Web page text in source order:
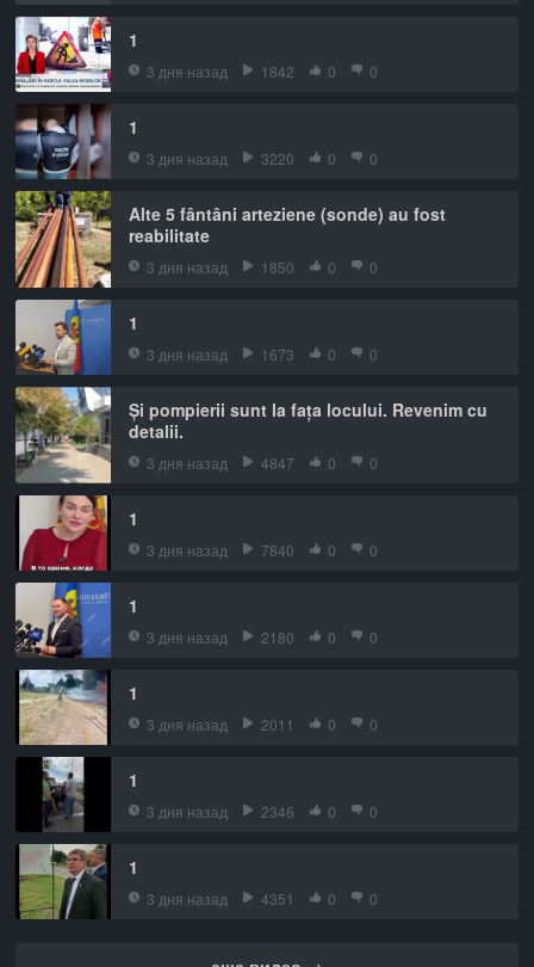
1
3 дня назад 1842 0 0
1
3 дня назад 3220 0 0
Alte 5 fântâni arteziene (sonde) au fost
reabilitate
3 дня назад 1850 0 0
1
3 дня назад 1673 0 0
Și pompierii sunt la fața locului. Revenim cu
detalii.
3 дня назад 4847 0 0
1
3 дня назад 7840 0 0
1
3 дня назад 2180 0 0
1
3 дня назад 2011 0 0
1
3 дня назад 2346 0 0
1
3 дня назад 4351 0 0